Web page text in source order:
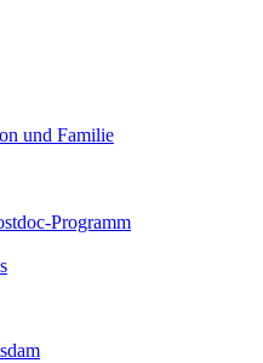
und Familie
Programm